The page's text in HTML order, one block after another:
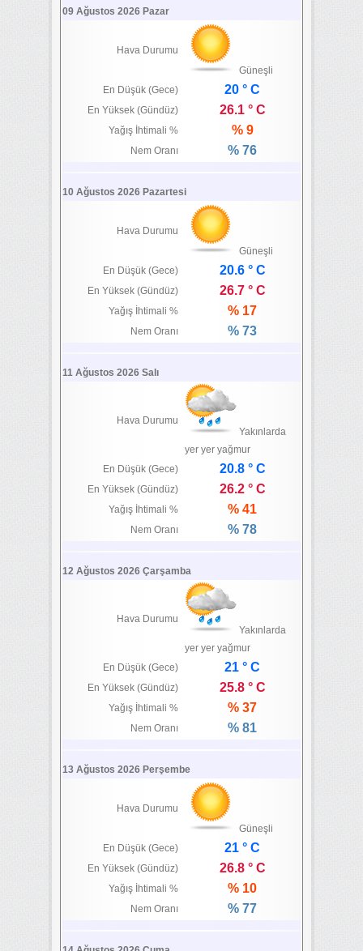
09 Ağustos 2026 Pazar
Hava Durumu
Güneşli
En Düşük (Gece)
20 ° C
En Yüksek (Gündüz) 26.1 ° C
Yağış İhtimali % % 9
Nem Oranı % 76
10 Ağustos 2026 Pazartesi
Hava Durumu
Güneşli
En Düşük (Gece)
20.6 ° C
En Yüksek (Gündüz) 26.7 ° C
Yağış İhtimali % % 17
Nem Oranı % 73
11 Ağustos 2026 Salı
Hava Durumu
Yakınlarda
yer yer yağmur
En Düşük (Gece)
20.8 ° C
En Yüksek (Gündüz) 26.2 ° C
Yağış İhtimali % % 41
Nem Oranı % 78
12 Ağustos 2026 Çarşamba
Hava Durumu
Yakınlarda
yer yer yağmur
En Düşük (Gece)
21 ° C
En Yüksek (Gündüz) 25.8 ° C
Yağış İhtimali % % 37
Nem Oranı % 81
13 Ağustos 2026 Perşembe
Hava Durumu
Güneşli
En Düşük (Gece)
21 ° C
En Yüksek (Gündüz) 26.8 ° C
Yağış İhtimali % % 10
Nem Oranı % 77